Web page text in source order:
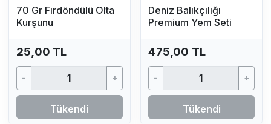
70 Gr Fırdöndülü Olta
Kurşunu
25,00 TL
- +
Tükendi
Deniz Balıkçılığı
Premium Yem Seti
475,00 TL
- +
Tükendi